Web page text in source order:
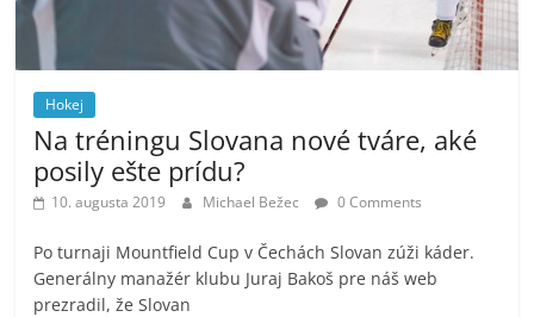
Hokej
Na tréningu Slovana nové tváre, aké
posily ešte prídu?
10. augusta 2019 Michael Bežec 0 Comments
Po turnaji Mountfield Cup v Čechách Slovan zúži káder.
Generálny manažér klubu Juraj Bakoš pre náš web
prezradil, že Slovan